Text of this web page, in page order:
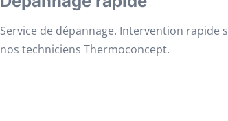
Service de dépannage. Intervention rapide
nos techniciens Thermoconcept.